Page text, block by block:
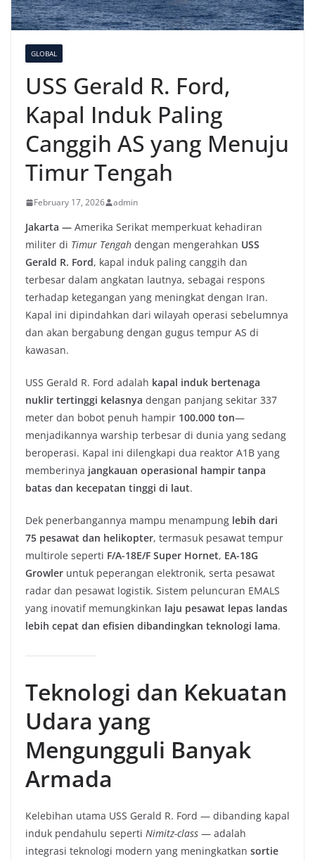
GLOBAL
USS Gerald R. Ford,
Kapal Induk Paling
Canggih AS yang Menuju
Timur Tengah
February 17, 2026 admin
Jakarta — Amerika Serikat memperkuat kehadiran
militer di Timur Tengah dengan mengerahkan USS
Gerald R. Ford, kapal induk paling canggih dan
terbesar dalam angkatan lautnya, sebagai respons
terhadap ketegangan yang meningkat dengan Iran.
Kapal ini dipindahkan dari wilayah operasi sebelumnya
dan akan bergabung dengan gugus tempur AS di
kawasan.
USS Gerald R. Ford adalah kapal induk bertenaga
nuklir tertinggi kelasnya dengan panjang sekitar 337
meter dan bobot penuh hampir 100.000 ton—
menjadikannya warship terbesar di dunia yang sedang
beroperasi. Kapal ini dilengkapi dua reaktor A1B yang
memberinya jangkauan operasional hampir tanpa
batas dan kecepatan tinggi di laut.
Dek penerbangannya mampu menampung lebih dari
75 pesawat dan helikopter, termasuk pesawat tempur
multirole seperti F/A-18E/F Super Hornet, EA-18G
Growler untuk peperangan elektronik, serta pesawat
radar dan pesawat logistik. Sistem peluncuran EMALS
yang inovatif memungkinkan laju pesawat lepas landas
lebih cepat dan efisien dibandingkan teknologi lama.
Teknologi dan Kekuatan
Udara yang
Mengungguli Banyak
Armada
Kelebihan utama USS Gerald R. Ford — dibanding kapal
induk pendahulu seperti Nimitz-class — adalah
integrasi teknologi modern yang meningkatkan sortie